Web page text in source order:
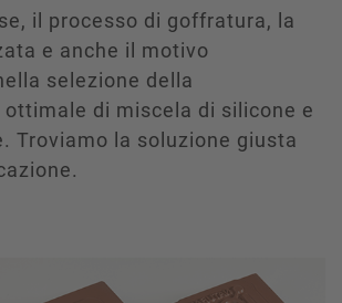
il processo di goffratura, la
e anche il motivo
selezione della
di miscela di silicone e
Troviamo la soluzione giusta